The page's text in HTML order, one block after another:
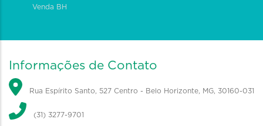
Venda BH
Informações de Contato
Rua Espírito Santo, 527 Centro - Belo Horizonte, MG, 30160-031
(31) 3277-9701